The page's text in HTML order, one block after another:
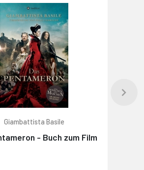
Giambattista Basile
- Buch zum Film